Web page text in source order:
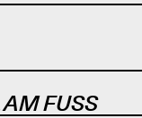
AM FUSS